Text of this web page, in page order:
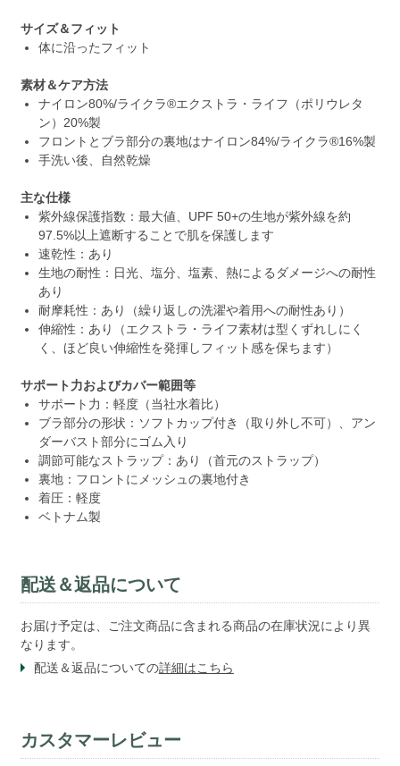
サイズ＆フィット
体に沿ったフィット
素材＆ケア方法
ナイロン80%/ライクラ®エクストラ・ライフ（ポリウレタ
ン）20%製
フロントとブラ部分の裏地はナイロン84%/ライクラ®16%製
手洗い後、自然乾燥
主な仕様
紫外線保護指数：最大値、UPF 50+の生地が紫外線を約
97.5%以上遮断することで肌を保護します
速乾性：あり
生地の耐性：日光、塩分、塩素、熱によるダメージへの耐性
あり
耐摩耗性：あり（繰り返しの洗濯や着用への耐性あり）
伸縮性：あり（エクストラ・ライフ素材は型くずれしにく
く、ほど良い伸縮性を発揮しフィット感を保ちます）
サポート力およびカバー範囲等
サポート力：軽度（当社水着比）
ブラ部分の形状：ソフトカップ付き（取り外し不可）、アン
ダーバスト部分にゴム入り
調節可能なストラップ：あり（首元のストラップ）
裏地：フロントにメッシュの裏地付き
着圧：軽度
ベトナム製
配送＆返品について
お届け予定は、ご注文商品に含まれる商品の在庫状況により異
なります。
配送＆返品についての詳細はこちら
カスタマーレビュー